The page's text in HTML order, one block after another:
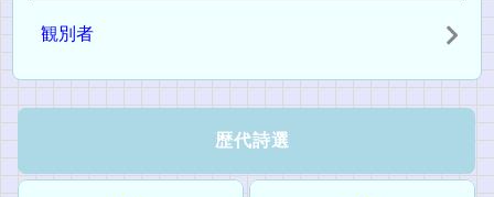
観別者
歴代詩選